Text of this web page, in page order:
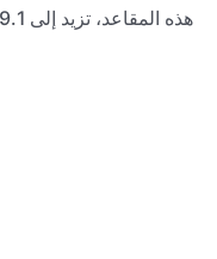
هذه المقاعد، تزيد إلى 69.1 قدم مكعبًا.